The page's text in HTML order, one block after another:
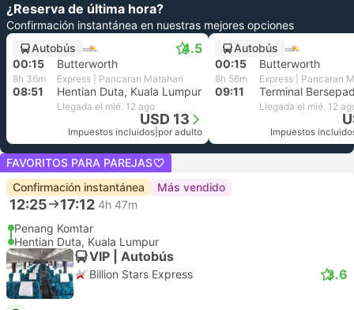
¿Reserva de última hora?
Confirmación instantánea en nuestras mejores opciones
Autobús
4.5
00:15 Butterworth
8h 36m Express | Pancaran Matahari
08:51 Hentian Duta, Kuala Lumpur
Llegada el mié. 12 ago
USD 13
Impuestos incluidos por adulto
Autobús
00:15
Butterworth
8h 56m Express | Pancaran
09:11
Llegada el mié. 12
Impuestos
FAVORITOS PARA PAREJAS
Confirmación instantánea
Más vendido
12:25 17:12 4h 47m
Penang Komtar
Hentian Duta, Kuala Lumpur
VIP | Autobús
Billion Stars Express 3.6